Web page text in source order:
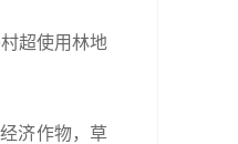
超使用林地
济作物，草